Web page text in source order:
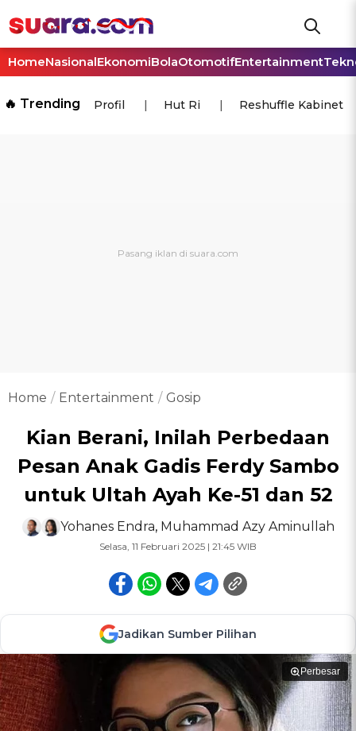
HomeNasionalEkonomiBolaOtomotifEntertainment
🔥 Trending Profil Hut Ri Reshuffle Kabinet
Home Entertainment Gosip
Kian Berani, Inilah Perbedaan
Pesan Anak Gadis Ferdy Sambo
untuk Ultah Ayah Ke-51 dan 52
Yohanes Endra, Muhammad Azy Aminullah
Selasa, 11 Februari 2025 | 21:45 WIB
Jadikan Sumber Pilihan
Perbesar